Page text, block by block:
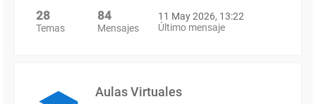
28
Temas
84
Mensajes
11 May 2026, 13:22
Último mensaje
Aulas Virtuales